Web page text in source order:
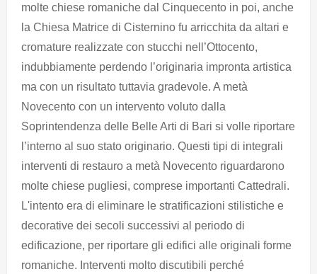
molte chiese romaniche dal Cinquecento in poi, anche
la Chiesa Matrice di Cisternino fu arricchita da altari e
cromature realizzate con stucchi nell’Ottocento,
indubbiamente perdendo l’originaria impronta artistica
ma con un risultato tuttavia gradevole. A metà
Novecento con un intervento voluto dalla
Soprintendenza delle Belle Arti di Bari si volle riportare
l’interno al suo stato originario. Questi tipi di integrali
interventi di restauro a metà Novecento riguardarono
molte chiese pugliesi, comprese importanti Cattedrali.
L'intento era di eliminare le stratificazioni stilistiche e
decorative dei secoli successivi al periodo di
edificazione, per riportare gli edifici alle originali forme
romaniche. Interventi molto discutibili perché